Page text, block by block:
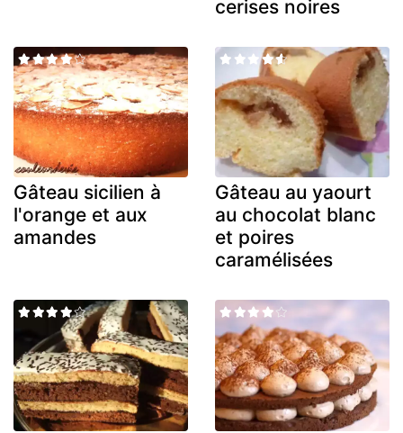
cerises noires
Gâteau sicilien à
l'orange et aux
amandes
Gâteau au yaourt
au chocolat blanc
et poires
caramélisées